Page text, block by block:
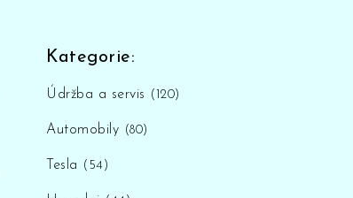
Kategorie:
Údržba a servis (120)
Automobily (80)
Tesla (54)